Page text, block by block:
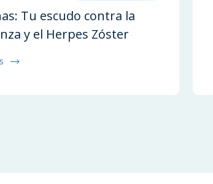
Tu escudo contra la
y el Herpes Zóster